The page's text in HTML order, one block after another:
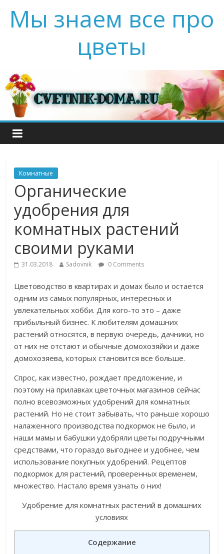
Мы знаем все про
цветы
Комнатные
Органические
удобрения для
комнатных растений
своими руками
31.03.2018 Sadovnik 0 Comments
Цветоводство в квартирах и домах было и остается
одним из самых популярных, интересных и
увлекательных хобби. Для кого-то это – даже
прибыльный бизнес. К любителям домашних
растений относятся, в первую очередь, дачники, но
от них не отстают и обычные домохозяйки и даже
домохозяева, которых становится все больше.
Спрос, как известно, рождает предложение, и
поэтому на прилавках цветочных магазинов сейчас
полно всевозможных удобрений для комнатных
растений. Но не стоит забывать, что раньше хорошо
налаженного производства подкормок не было, и
наши мамы и бабушки удобряли цветы подручными
средствами, что гораздо выгоднее и удобнее, чем
использование покупных удобрений. Рецептов
подкормок для растений, проверенных временем,
множество. Настало время узнать о них!
Удобрение для комнатных растений в домашних
условиях
Содержание